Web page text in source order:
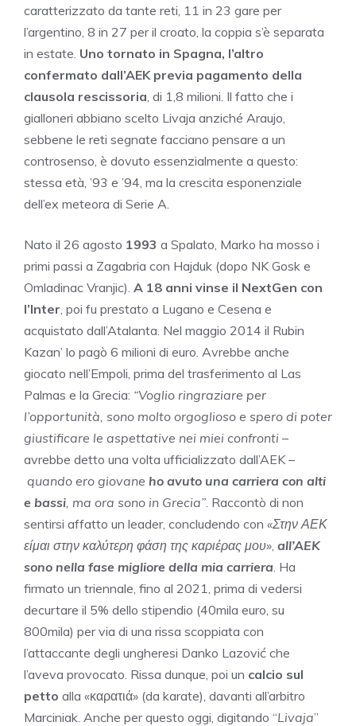
caratterizzato da tante reti, 11 in 23 gare per
l’argentino, 8 in 27 per il croato, la coppia s’è separata
in estate. Uno tornato in Spagna, l’altro
confermato dall’AEK previa pagamento della
clausola rescissoria , di 1,8 milioni. Il fatto che i
gialloneri abbiano scelto Livaja anziché Araujo,
sebbene le reti segnate facciano pensare a un
controsenso, è dovuto essenzialmente a questo:
stessa età, ’93 e ’94, ma la crescita esponenziale
dell’ex meteora di Serie A.
Nato il 26 agosto 1993 a Spalato, Marko ha mosso i
primi passi a Zagabria con Hajduk (dopo NK Gosk e
Omladinac Vranjic). A 18 anni vinse il NextGen con
l’Inter , poi fu prestato a Lugano e Cesena e
acquistato dall’Atalanta. Nel maggio 2014 il Rubin
Kazan’ lo pagò 6 milioni di euro. Avrebbe anche
giocato nell’Empoli, prima del trasferimento al Las
Palmas e la Grecia: “Voglio ringraziare per
l’opportunità, sono molto orgoglioso e spero di poter
giustificare le aspettative nei miei confronti –
avrebbe detto una volta ufficializzato dall’AEK –
quando ero giovane ho avuto una carriera con alti
e bassi , ma ora sono in Grecia” . Raccontò di non
sentirsi affatto un leader, concludendo con «Στην ΑΕΚ
είμαι στην καλύτερη φάση της καριέρας μου» all’AEK
sono nella fase migliore della mia carriera . Ha
firmato un triennale, fino al 2021, prima di vedersi
decurtare il 5% dello stipendio (40mila euro, su
800mila) per via di una rissa scoppiata con
l’attaccante degli ungheresi Danko Lazović che
l’aveva provocato. Rissa dunque, poi un calcio sul
petto alla «καρατιά» (da karate), davanti all’arbitro
Marciniak. Anche per questo oggi, digitando “Livaja”